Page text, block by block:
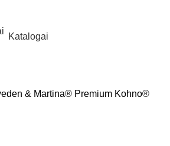
Katalogai
& Martina® Premium Kohno®